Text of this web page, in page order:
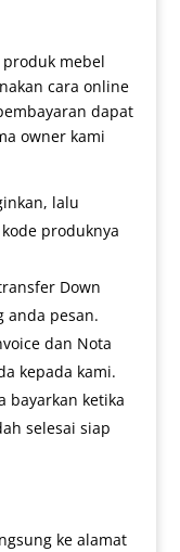
mebel
cara online
dapat
owner kami
lalu
produknya
Down
anda pesan.
dan Nota
kepada kami.
bayarkan ketika
selesai siap
ke alamat